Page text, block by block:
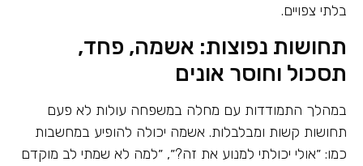
בלתי צפויים.
תחושות נפוצות: אשמה, פחד,
תסכול וחוסר אונים
במהלך התמודדות עם מחלה במשפחה עולות לא פעם
תחושות קשות ומבלבלות. אשמה יכולה להופיע במחשבות
כמו: ״אולי יכולתי למנוע את זה?״, ״למה לא שמתי לב מוקדם